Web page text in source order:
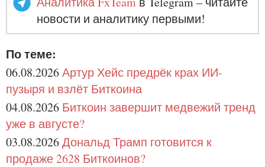
новости и аналитику первыми!
По теме:
06.08.2026Артур Хейс предрёк крах ИИ-
пузыря и взлёт Биткоина
04.08.2026 Биткоин завершит медвежий тренд
уже в августе?
03.08.2026Дональд Трамп готовится к
продаже 2628 Биткоинов?